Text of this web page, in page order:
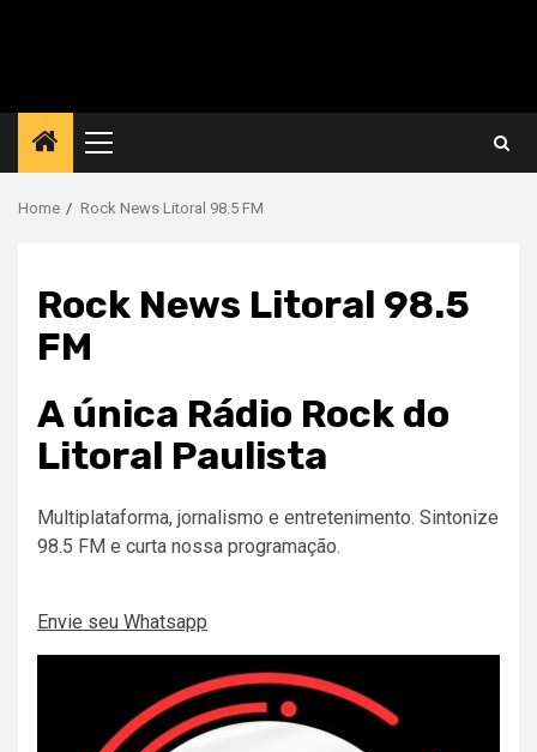
Primary
Menu
Home Rock News Litoral 98.5 FM
Rock News Litoral 98.5
FM
A única Rádio Rock do
Litoral Paulista
Multiplataforma, jornalismo e entretenimento. Sintonize
98.5 FM e curta nossa programação.
Envie seu Whatsapp